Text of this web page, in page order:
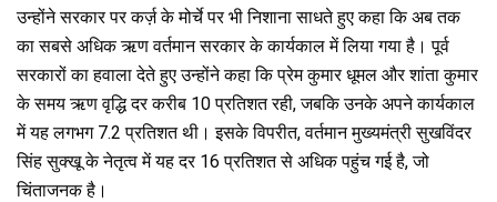
उन्होंने सरकार पर कर्ज़ के मोर्चे पर भी निशाना साधते हुए कहा कि अब तक
का सबसे अधिक ऋण वर्तमान सरकार के कार्यकाल में लिया गया है। पूर्व
सरकारों का हवाला देते हुए उन्होंने कहा कि प्रेम कुमार धूमल और शांता कुमार
के समय ऋण वृद्धि दर करीब 10 प्रतिशत रही, जबकि उनके अपने कार्यकाल
में यह लगभग 7.2 प्रतिशत थी। इसके विपरीत, वर्तमान मुख्यमंत्री सुखविंदर
सिंह सुक्खू के नेतृत्व में यह दर 16 प्रतिशत से अधिक पहुंच गई है, जो
चिंताजनक है।